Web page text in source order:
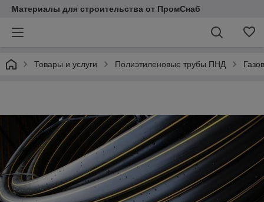
Материалы для строительства от ПромСнаб
Товары и услуги Полиэтиленовые трубы ПНД